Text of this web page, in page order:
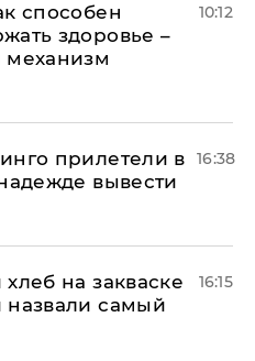
способен
здоровье –
механизм
10:12
прилетели в
вывести
16:38
на закваске
самый
16:15